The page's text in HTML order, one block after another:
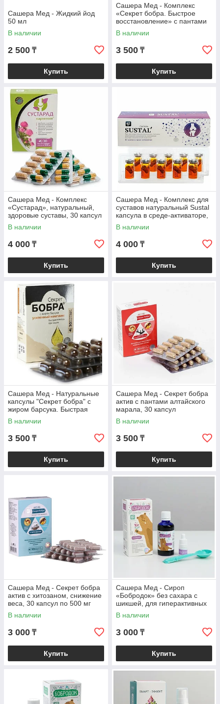
Сашера Мед - Жидкий йод
50 мл
В наличии
2 500 ₸
Купить
Сашера Мед - Комплекс
«Секрет бобра. Быстрое
восстановление» с пантами
алтайского марала, 30 штук
по 0.5 г
В наличии
3 500 ₸
Купить
Сашера Мед - Комплекс
«Сустарад», натуральный,
здоровые суставы, 30 капсул
по 0,5 г
В наличии
4 000 ₸
Купить
Сашера Мед - Комплекс для
суставов натуральный Sustal
капсула в среде-активаторе,
10 шт. по 0,5 г
В наличии
4 000 ₸
Купить
Сашера Мед - Натуральные
капсулы "Секрет бобра" с
жиром барсука. Быстрая
помощь при кашле, №30*0,5
гВ наличии
3 500 ₸
Купить
Сашера Мед - Секрет бобра
актив с пантами алтайского
марала, 30 капсул
В наличии
3 500 ₸
Купить
Сашера Мед - Секрет бобра
актив с хитозаном, снижение
веса, 30 капсул по 500 мг
В наличии
3 000 ₸
Купить
Сашера Мед - Сироп
«Бобродок» без сахара с
шикшей, для гиперактивных
детей, 50 мл
В наличии
3 000 ₸
Купить